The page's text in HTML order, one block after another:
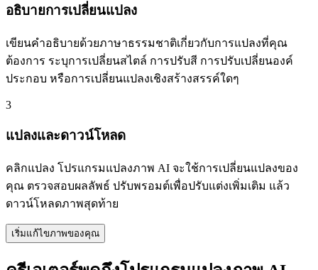
อธิบายการเปลี่ยนแปลง
เขียนคำอธิบายด้วยภาษาธรรมชาติเกี่ยวกับการแปลงที่คุณ
ต้องการ ระบุการเปลี่ยนสไตล์ การปรับสี การปรับเปลี่ยนองค์
ประกอบ หรือการเปลี่ยนแปลงเชิงสร้างสรรค์ใดๆ
3
แปลงและดาวน์โหลด
คลิกแปลง โปรแกรมแปลงภาพ AI จะใช้การเปลี่ยนแปลงของ
คุณ ตรวจสอบผลลัพธ์ ปรับพรอมต์เพื่อปรับแต่งเพิ่มเติม แล้ว
ดาวน์โหลดภาพสุดท้าย
เริ่มแก้ไขภาพของคุณ